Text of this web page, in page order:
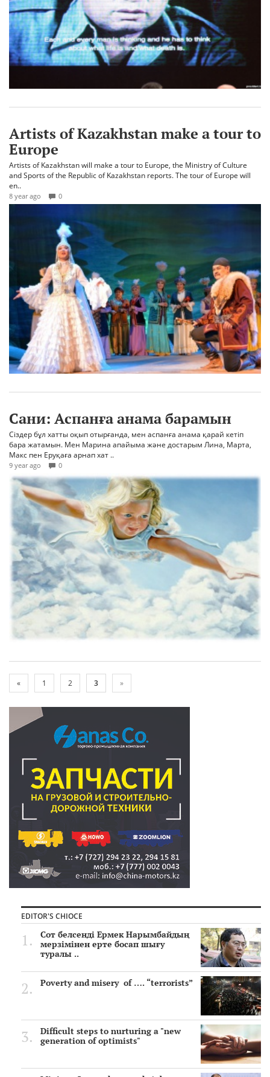
Artists of Kazakhstan make a tour to
Europe
Artists of Kazakhstan will make a tour to Europe, the Ministry of Culture
and Sports of the Republic of Kazakhstan reports. The tour of Europe will
en..
8 year ago 0
Сани: Аспанға анама барамын
Сіздер бұл хатты оқып отырғанда, мен аспанға анама қарай кетіп
бара жатамын. Мен Марина апайыма және достарым Лина, Марта,
Макс пен Еруқаға арнап хат ..
9 year ago 0
« 1 2 3 »
EDITOR'S CHIOCE
Сот белсенді Ермек Нарымбайдың
мерзімінен ерте босап шығу
туралы ..
Poverty and misery of …. “terrorists”
Difficult steps to nurturing a "new
generation of optimists"